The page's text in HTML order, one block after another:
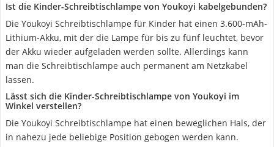
Ist die Kinder-Schreibtischlampe von Youkoyi kabelgebunden?
Die Youkoyi Schreibtischlampe für Kinder hat einen 3.600-mAh-
Lithium-Akku, mit der die Lampe für bis zu fünf leuchtet, bevor
der Akku wieder aufgeladen werden sollte. Allerdings kann
man die Schreibtischlampe auch permanent am Netzkabel
lassen.
Lässt sich die Kinder-Schreibtischlampe von Youkoyi im
Winkel verstellen?
Die Youkoyi Schreibtischlampe hat einen beweglichen Hals, der
in nahezu jede beliebige Position gebogen werden kann.